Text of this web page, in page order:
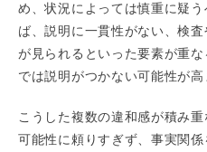
め、状況によっては慎重に疑
ば、説明に一貫性がない、検
が見られるといった要素が重
では説明がつかない可能性が高
こうした複数の違和感が積み
可能性に頼りすぎず、事実関